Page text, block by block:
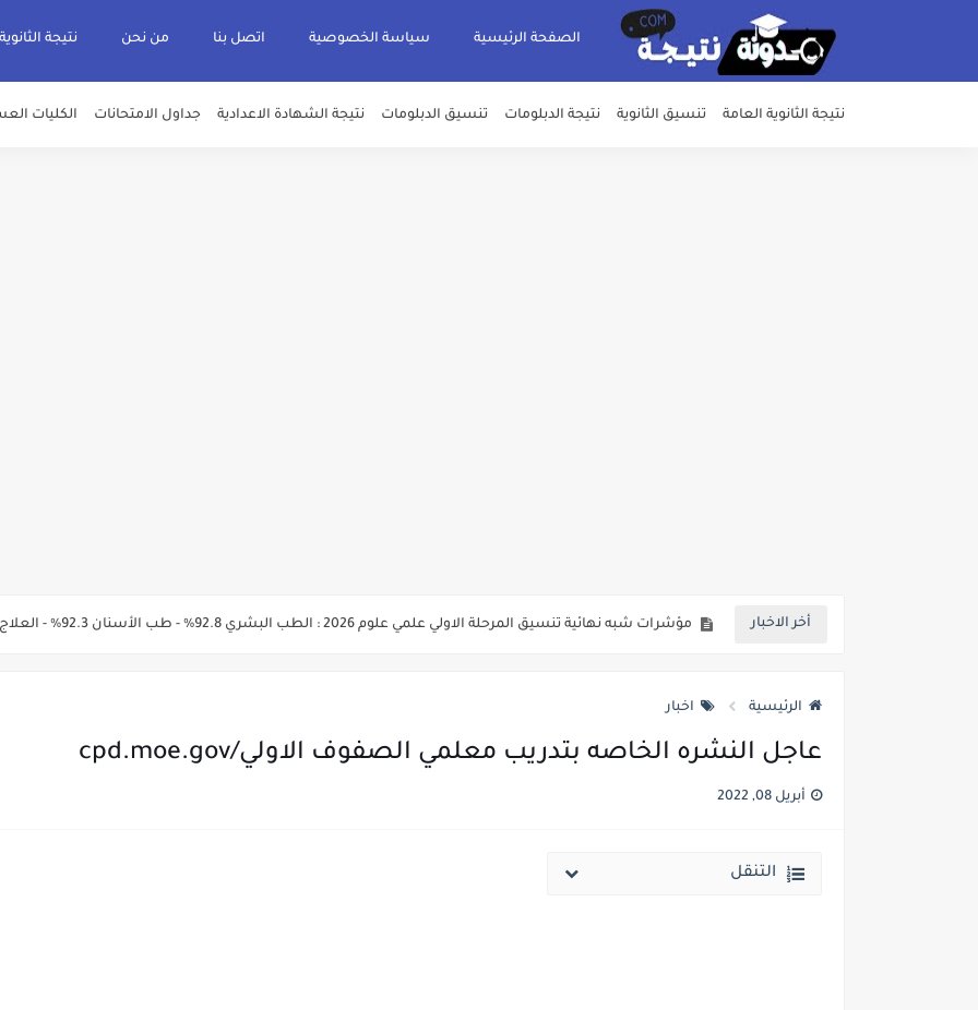
الصفحة الرئيسية سياسة الخصوصية اتصل بنا من نحن نتيجة
نتيجة الثانوية العامة تنسيق الثانوية نتيجة الدبلومات تنسيق الدبلومات نتيجة الشهادة الاعدادية جداول الامتحانات الكليات
أخر الاخبار
الرئيسية اخبار
عاجل النشره الخاصه بتدريب معلمي الصفوف الاولي/cpd.moe.gov
أبريل 08, 2022
التنقل